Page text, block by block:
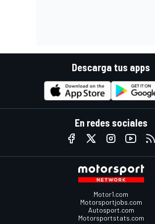
Descarga tus apps
En redes sociales
Motor1.com
Motorsportjobs.com
Autosport.com
Motorsportstats.com